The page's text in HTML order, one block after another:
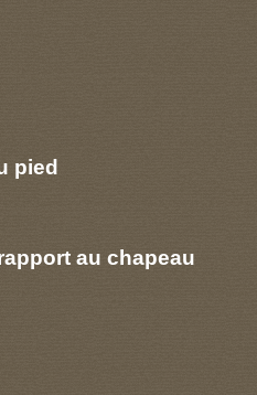
pied
au chapeau